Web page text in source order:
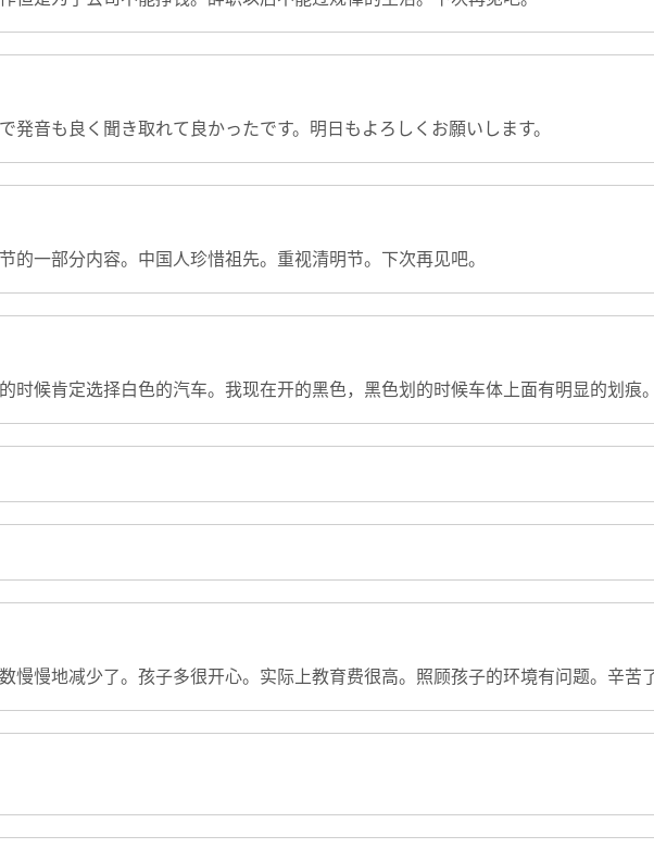
発音も良く聞き取れて良かったです。明日もよろしくお願いします。
的一部分内容。中国人珍惜祖先。重视清明节。下次再见吧。
时候肯定选择白色的汽车。我现在开的黑色，黑色划的时候车体上面有明显的划痕
慢慢地减少了。孩子多很开心。实际上教育费很高。照顾孩子的环境有问题。辛苦